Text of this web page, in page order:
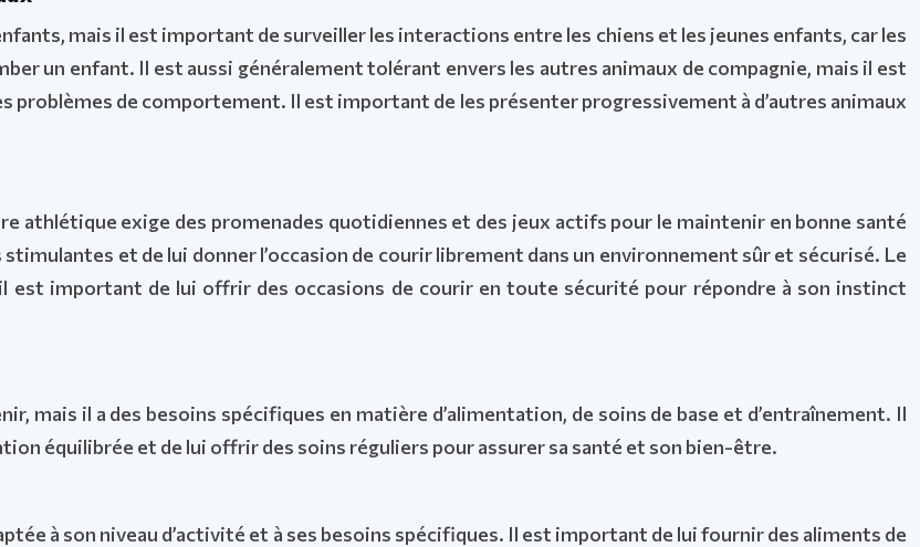
mais il est important de surveiller les interactions entre les chiens et les jeunes enfants, car les
un enfant. Il est aussi généralement tolérant envers les autres animaux de compagnie, mais il est
problèmes de comportement. Il est important de les présenter progressivement à d’autres animaux
athlétique exige des promenades quotidiennes et des jeux actifs pour le maintenir en bonne santé
et de lui donner l’occasion de courir librement dans un environnement sûr et sécurisé. Le
est important de lui offrir des occasions de courir en toute sécurité pour répondre à son instinct
mais il a des besoins spécifiques en matière d’alimentation, de soins de base et d’entraînement. Il
équilibrée et de lui offrir des soins réguliers pour assurer sa santé et son bien-être.
à son niveau d’activité et à ses besoins spécifiques. Il est important de lui fournir des aliments de